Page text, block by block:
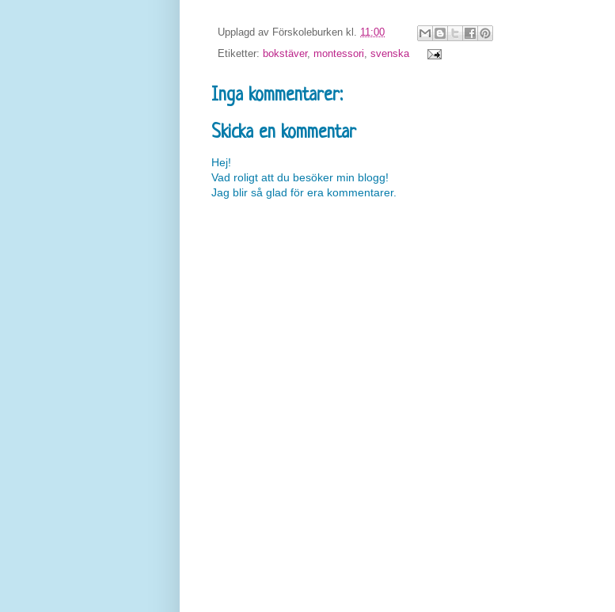
Upplagd av Förskoleburken kl. 11:00
Etiketter: bokstäver, montessori svenska
Inga kommentarer:
Skicka en kommentar
Hej!
Vad roligt att du besöker min blogg!
Jag blir så glad för era kommentarer.